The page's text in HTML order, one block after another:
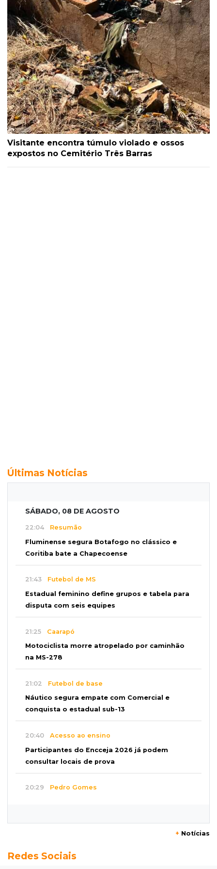
Visitante encontra túmulo violado e ossos
expostos no Cemitério Três Barras
Últimas Notícias
SÁBADO, 08 DE AGOSTO
22:04 Resumão
Fluminense segura Botafogo no clássico e
Coritiba bate a Chapecoense
21:43 Futebol de MS
Estadual feminino define grupos e tabela para
disputa com seis equipes
21:25 Caarapó
Motociclista morre atropelado por caminhão
na MS-278
21:02 Futebol de base
Náutico segura empate com Comercial e
conquista o estadual sub-13
20:40 Acesso ao ensino
Participantes do Encceja 2026 já podem
consultar locais de prova
20:29 Pedro Gomes
Pantanal treina em Goiânia antes de jogo que
+ Notícias
Redes Sociais